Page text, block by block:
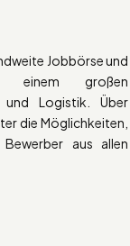
Jobbörse und
einem großen
Logistik. Über
die Möglichkeiten,
aus allen